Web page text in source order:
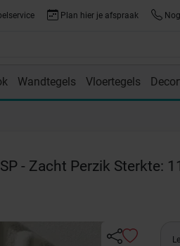
Plan hier je afspraak Nog
Wandtegels Vloertegels
- Zacht Perzik Sterkte: